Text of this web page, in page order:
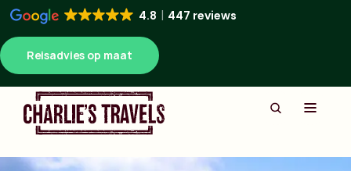
4.8 447 reviews
Reisadvies op maat